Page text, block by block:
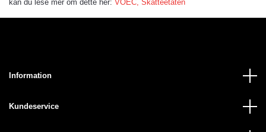
kan du lese mer om dette her: VOEC, Skatteetaten
Information
Kundeservice